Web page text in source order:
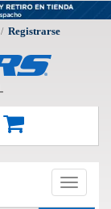
/ Registrarse
Toggle